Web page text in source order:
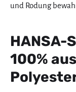
und Rodung
HANSA-
100%